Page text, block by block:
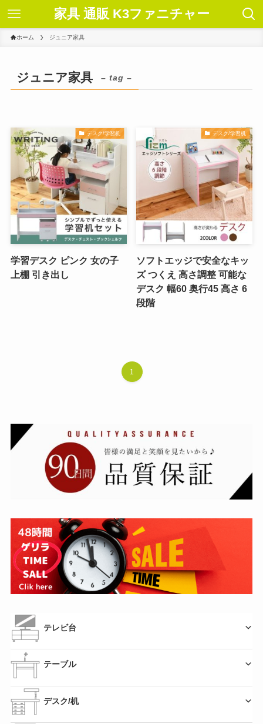
家具 通販 K3ファニチャー
ホーム ジュニア家具
ジュニア家具 – tag –
デスク/学習机
学習デスク ピンク 女の子
上棚 引き出し
デスク/学習机
ソフトエッジで安全なキッ
ズ つくえ 高さ調整 可能な
デスク 幅60 奥行45 高さ 6
段階
1
テレビ台
テーブル
デスク/机